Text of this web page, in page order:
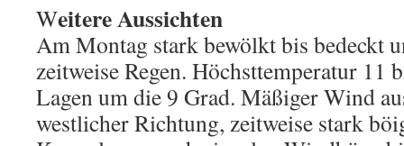
Weitere Aussichten
Am Montag stark bewölkt bis bedeckt
zeitweise Regen. Höchsttemperatur 11
Lagen um die 9 Grad. Mäßiger Wind
westlicher Richtung, zeitweise stark